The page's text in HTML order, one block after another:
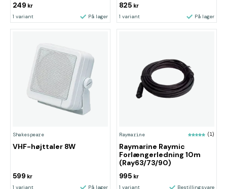
249 kr
1 variant På lager
825 kr
1 variant På lager
Shakespeare
VHF-højttaler 8W
599 kr
1 variant På lager
Raymarine (1)
Raymarine Raymic
Forlængerledning 10m
(Ray63/73/90)
995 kr
1 variant Bestillingsvare